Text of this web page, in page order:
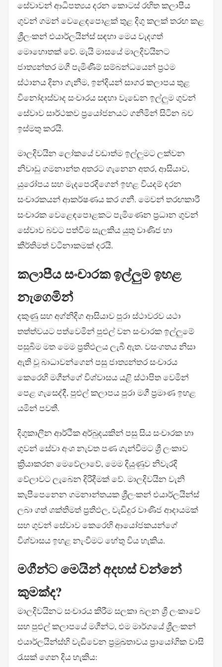
සේවාවන් ආධිපත්‍යය දරන කොටස් රහිත කලාපීය
ගුවන් ගමන් වෙළෙඳපොළක් තුළ දිගු කලක් තරඟ කළ
ශ්‍රීලංකන් එයාර්ලයින්ස් සඳහා මෙය වැදගත්
මොහොතක් වේ. මැයි මාසයේ මාලදිවයිනට
ජාත්‍යන්තර මගී පැමිණීම් සම්බන්ධයෙන් ප්‍රථම
ස්ථානය දිනා ගැනීම, ඉන්දියන් සාගර කලාපය තුළ
විනෝදාස්වාද සංචාරය සඳහා වැඩෙන ඉල්ලුම ගුවන්
සේවාව සාර්ථකව ප්‍රයෝජනයට ගනිමින් සිටින බව
ඉස්මතු කරයි.
මාලදිවයින ලෝකයේ වඩාත්ම ඉල්ලුමට ලක්වන
නිවාඩු ගමනාන්ත අතරට ගැනෙන අතර, ආසියාව,
යුරෝපය සහ මැදපෙරදිගෙන් ඉහළ වියදම් දරන
සංචාරකයන් ආකර්ෂණය කර ගනී. මෙවන් තරඟකාරී
සංචාරක වෙළෙඳපොළකට පැමිණෙන ප්‍රධාන ගුවන්
සේවාව බවට පත්වීම සැලකිය යුතු වාණිජ හා
කීර්තිමත් වටිනාකමක් දරයි.
කලාපීය සංචාරක ඉල්ලුම ඉහළ
නැගෙමින්
දකුණු සහ අග්නිදිග ආසියාව පුරා ස්ථාවරව යථා
තත්ත්වයට පත්වෙමින් පුළුල් වන සංචාරක ඉල්ලුමේ
පසුබිම මත මෙම ප්‍රතිඵලය ලැබී ඇත. වසංගතය නිසා
ඇති වූ බාධාවන්ගෙන් පසු ජාත්‍යන්තර සංචාරය
කෙරෙහි මගීන්ගේ විශ්වාසය යළි ස්ථාපිත වෙමින්
පෙළ ගැසෙද්දී, පුළුල් කලාපය පුරා මගී ප්‍රමාණ ඉහළ
යමින් පවතී.
දිගුකාලීන ආර්ථික අර්බුදයකින් පසු සිය සංචාරක හා
ගුවන් සේවා අංශ නැවත පණ ගැන්වීමට ශ්‍රී ලංකාව
ක්‍රියාකරන මෙවේලාවේ, මෙම දියුණුව නිවැරදි
වේලාවට ලැබෙන දිරිදීමක් වේ. මාලදිවයින වැනි
කැපීපෙනෙන ගමනාන්තයක ශ්‍රීලංකන් එයාර්ලයින්ස්
ලබා ගත් ශක්තිමත් ප්‍රතිඵල, වැඩිදුර වාණිජ ආදායමක්
සහ ගුවන් සේවාව කෙරෙහි ආයෝජකයන්ගේ
විශ්වාසය ඉහළ නැංවීමට හේතු විය හැකිය.
මගීන්ට මෙයින් අදහස් වන්නේ
කුමක්ද?
මාලදිවයිනට සංචාරය කිරීම සලකා බලන ශ්‍රී ලංකාවේ
සහ පුළුල් කලාපයේ මගීන්ට, එම මාර්ගයේ ශ්‍රීලංකන්
එයාර්ලයින්ස්හි වැඩිවෙන ප්‍රමුඛතාවය ප්‍රායෝගික වාසි
රැසක් ගෙන දිය හැකිය: